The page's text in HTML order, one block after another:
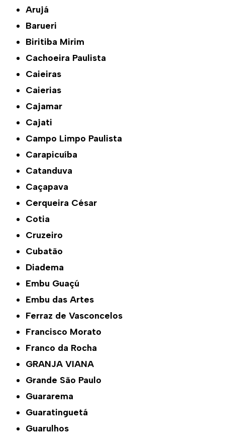
Arujá
Barueri
Biritiba Mirim
Cachoeira Paulista
Caieiras
Caierias
Cajamar
Cajati
Campo Limpo Paulista
Carapicuíba
Catanduva
Caçapava
Cerqueira César
Cotia
Cruzeiro
Cubatão
Diadema
Embu Guaçú
Embu das Artes
Ferraz de Vasconcelos
Francisco Morato
Franco da Rocha
GRANJA VIANA
Grande São Paulo
Guararema
Guaratinguetá
Guarulhos